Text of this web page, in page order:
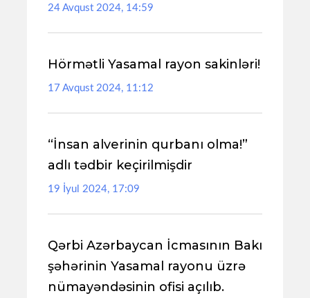
24 Avqust 2024, 14:59
Hörmətli Yasamal rayon sakinləri!
17 Avqust 2024, 11:12
“İnsan alverinin qurbanı olma!”
adlı tədbir keçirilmişdir
19 İyul 2024, 17:09
Qərbi Azərbaycan İcmasının Bakı
şəhərinin Yasamal rayonu üzrə
nümayəndəsinin ofisi açılıb.